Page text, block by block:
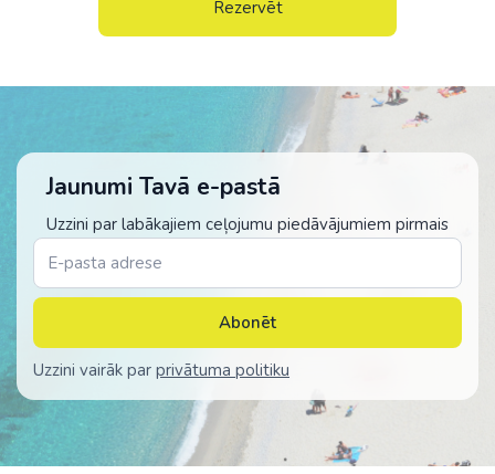
Rezervēt
Jaunumi Tavā e-pastā
Uzzini par labākajiem ceļojumu piedāvājumiem pirmais
Abonēt
Uzzini vairāk par privātuma politiku